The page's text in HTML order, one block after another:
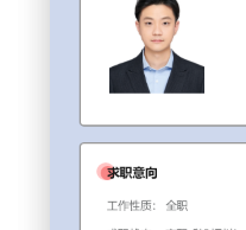
正在查看初级
陈小湾
性别: 男年龄: 26